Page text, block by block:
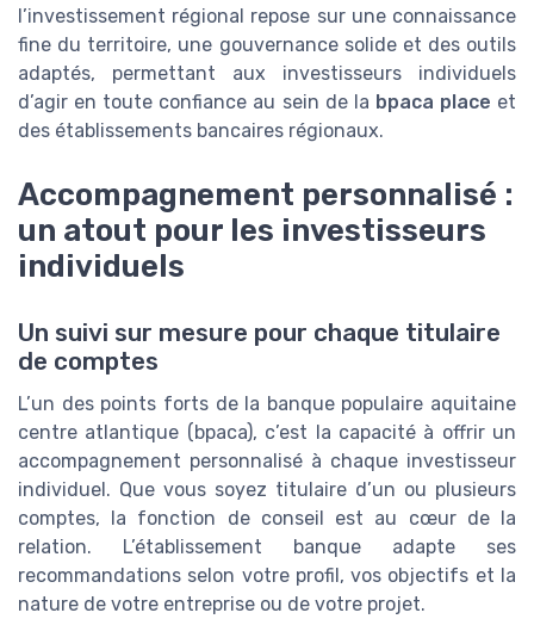
l’investissement régional repose sur une connaissance
fine du territoire, une gouvernance solide et des outils
adaptés, permettant aux investisseurs individuels
d’agir en toute confiance au sein de la bpaca place et
des établissements bancaires régionaux.
Accompagnement personnalisé :
un atout pour les investisseurs
individuels
Un suivi sur mesure pour chaque titulaire
de comptes
L’un des points forts de la banque populaire aquitaine
centre atlantique (bpaca), c’est la capacité à offrir un
accompagnement personnalisé à chaque investisseur
individuel. Que vous soyez titulaire d’un ou plusieurs
comptes, la fonction de conseil est au cœur de la
relation. L’établissement banque adapte ses
recommandations selon votre profil, vos objectifs et la
nature de votre entreprise ou de votre projet.